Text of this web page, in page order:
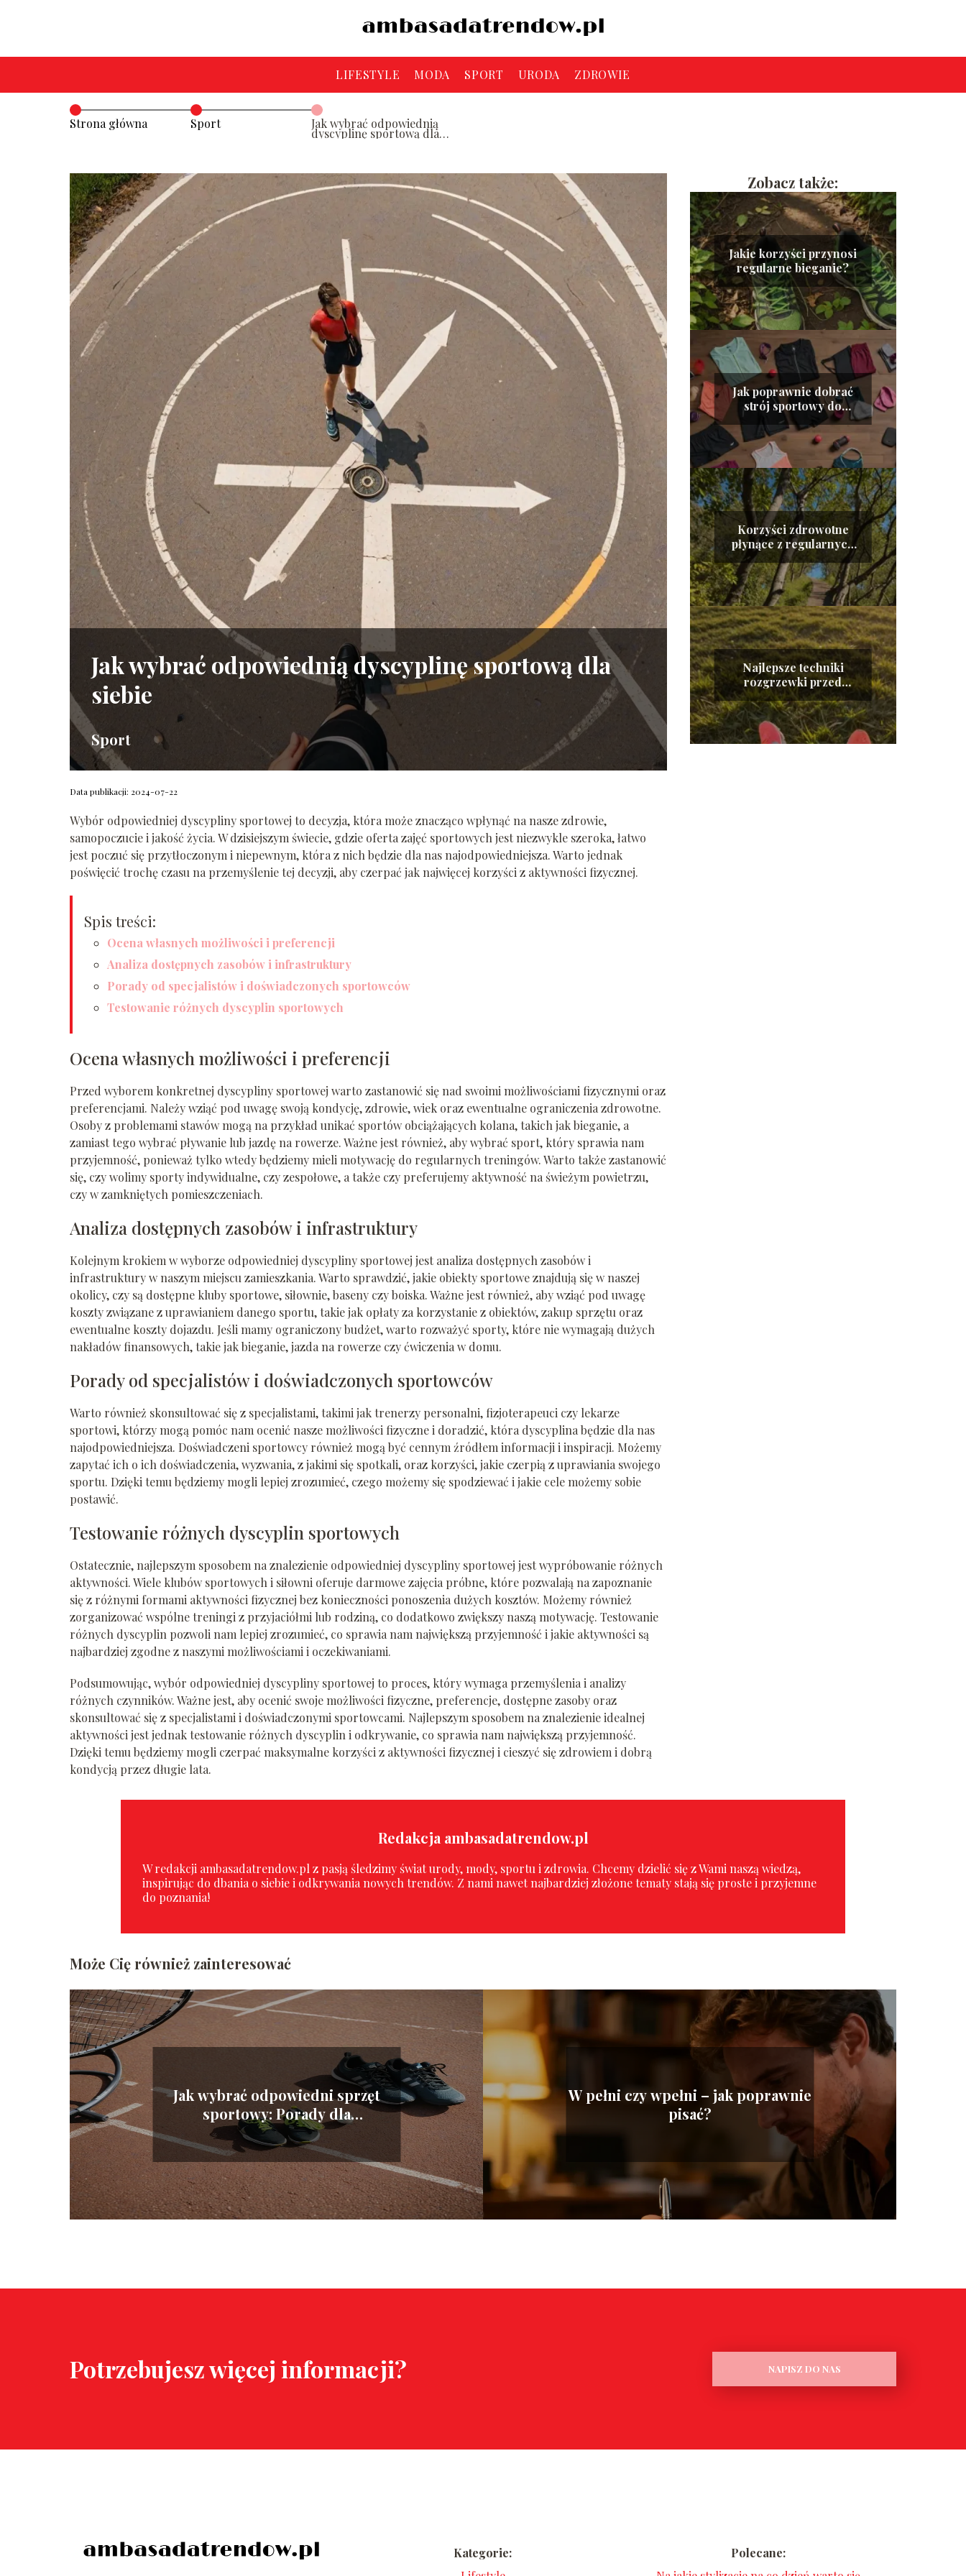
LIFESTYLE MODA SPORT URODA ZDROWIE
Strona główna Sport Jak wybrać odpowiednią
dyscyplinę sportową dla
siebie
Jak wybrać odpowiednią dyscyplinę sportową dla
siebie
Sport
Data publikacji: 2024-07-22
Wybór odpowiedniej dyscypliny sportowej to decyzja, która może znacząco wpłynąć na nasze zdrowie,
samopoczucie i jakość życia. W dzisiejszym świecie, gdzie oferta zajęć sportowych jest niezwykle szeroka, łatwo
jest poczuć się przytłoczonym i niepewnym, która z nich będzie dla nas najodpowiedniejsza. Warto jednak
poświęcić trochę czasu na przemyślenie tej decyzji, aby czerpać jak najwięcej korzyści z aktywności fizycznej.
Spis treści:
Ocena własnych możliwości i preferencji
Analiza dostępnych zasobów i infrastruktury
Porady od specjalistów i doświadczonych sportowców
Testowanie różnych dyscyplin sportowych
Ocena własnych możliwości i preferencji
Przed wyborem konkretnej dyscypliny sportowej warto zastanowić się nad swoimi możliwościami fizycznymi oraz
preferencjami. Należy wziąć pod uwagę swoją kondycję, zdrowie, wiek oraz ewentualne ograniczenia zdrowotne.
Osoby z problemami stawów mogą na przykład unikać sportów obciążających kolana, takich jak bieganie, a
zamiast tego wybrać pływanie lub jazdę na rowerze. Ważne jest również, aby wybrać sport, który sprawia nam
przyjemność, ponieważ tylko wtedy będziemy mieli motywację do regularnych treningów. Warto także zastanowić
się, czy wolimy sporty indywidualne, czy zespołowe, a także czy preferujemy aktywność na świeżym powietrzu,
czy w zamkniętych pomieszczeniach.
Analiza dostępnych zasobów i infrastruktury
Kolejnym krokiem w wyborze odpowiedniej dyscypliny sportowej jest analiza dostępnych zasobów i
infrastruktury w naszym miejscu zamieszkania. Warto sprawdzić, jakie obiekty sportowe znajdują się w naszej
okolicy, czy są dostępne kluby sportowe, siłownie, baseny czy boiska. Ważne jest również, aby wziąć pod uwagę
koszty związane z uprawianiem danego sportu, takie jak opłaty za korzystanie z obiektów, zakup sprzętu oraz
ewentualne koszty dojazdu. Jeśli mamy ograniczony budżet, warto rozważyć sporty, które nie wymagają dużych
nakładów finansowych, takie jak bieganie, jazda na rowerze czy ćwiczenia w domu.
Porady od specjalistów i doświadczonych sportowców
Warto również skonsultować się z specjalistami, takimi jak trenerzy personalni, fizjoterapeuci czy lekarze
sportowi, którzy mogą pomóc nam ocenić nasze możliwości fizyczne i doradzić, która dyscyplina będzie dla nas
najodpowiedniejsza. Doświadczeni sportowcy również mogą być cennym źródłem informacji i inspiracji. Możemy
zapytać ich o ich doświadczenia, wyzwania, z jakimi się spotkali, oraz korzyści, jakie czerpią z uprawiania swojego
sportu. Dzięki temu będziemy mogli lepiej zrozumieć, czego możemy się spodziewać i jakie cele możemy sobie
postawić.
Testowanie różnych dyscyplin sportowych
Ostatecznie, najlepszym sposobem na znalezienie odpowiedniej dyscypliny sportowej jest wypróbowanie różnych
aktywności. Wiele klubów sportowych i siłowni oferuje darmowe zajęcia próbne, które pozwalają na zapoznanie
się z różnymi formami aktywności fizycznej bez konieczności ponoszenia dużych kosztów. Możemy również
zorganizować wspólne treningi z przyjaciółmi lub rodziną, co dodatkowo zwiększy naszą motywację. Testowanie
różnych dyscyplin pozwoli nam lepiej zrozumieć, co sprawia nam największą przyjemność i jakie aktywności są
najbardziej zgodne z naszymi możliwościami i oczekiwaniami.
Podsumowując, wybór odpowiedniej dyscypliny sportowej to proces, który wymaga przemyślenia i analizy
różnych czynników. Ważne jest, aby ocenić swoje możliwości fizyczne, preferencje, dostępne zasoby oraz
skonsultować się z specjalistami i doświadczonymi sportowcami. Najlepszym sposobem na znalezienie idealnej
aktywności jest jednak testowanie różnych dyscyplin i odkrywanie, co sprawia nam największą przyjemność.
Dzięki temu będziemy mogli czerpać maksymalne korzyści z aktywności fizycznej i cieszyć się zdrowiem i dobrą
kondycją przez długie lata.
Zobacz także:
Jakie korzyści przynosi
regularne bieganie?
Jak poprawnie dobrać
strój sportowy do
różnych dyscyplin?
Korzyści zdrowotne
płynące z regularnych
treningów
Najlepsze techniki
rozgrzewki przed
treningiem sportowym
Redakcja ambasadatrendow.pl
W redakcji ambasadatrendow.pl z pasją śledzimy świat urody, mody, sportu i zdrowia. Chcemy dzielić się z Wami naszą wiedzą,
inspirując do dbania o siebie i odkrywania nowych trendów. Z nami nawet najbardziej złożone tematy stają się proste i przyjemne
do poznania!
Może Cię również zainteresować
Jak wybrać odpowiedni sprzęt
sportowy: Porady dla
początkujących
W pełni czy wpełni – jak poprawnie
pisać?
Potrzebujesz więcej informacji? NAPISZ DO NAS
Kategorie:
Polecane: